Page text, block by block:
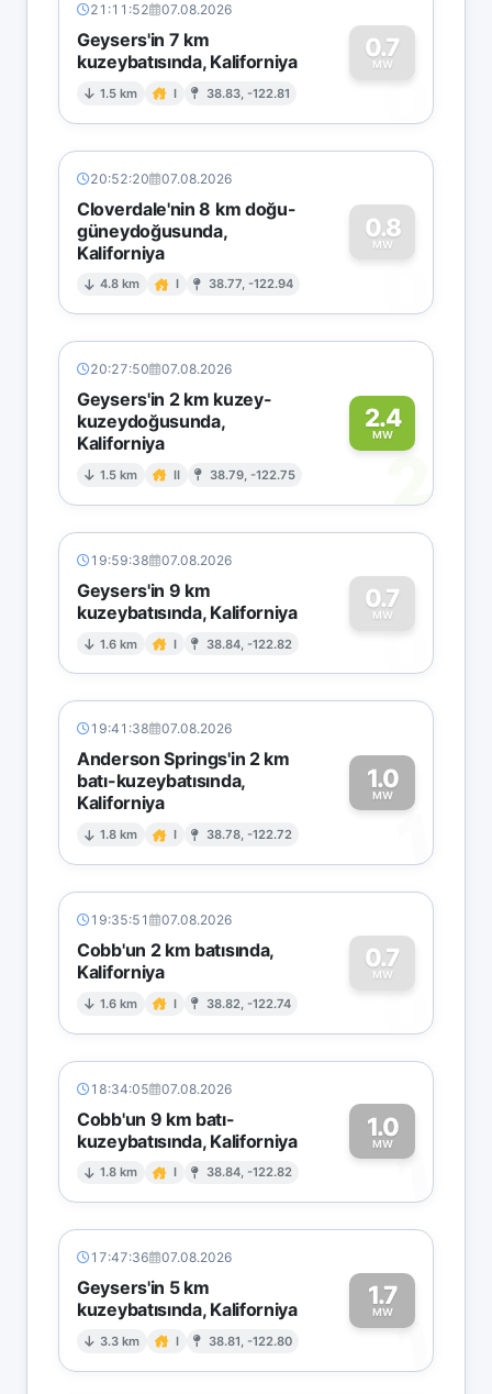
21:11:52 07.08.2026
Geysers'in 7 km
kuzeybatısında, Kaliforniya
1.5 km I 38.83, -122.81
0.7
MW
0
20:52:20 07.08.2026
Cloverdale'nin 8 km doğu-
güneydoğusunda,
Kaliforniya
4.8 km I 38.77, -122.94
0.8
MW
0
20:27:50 07.08.2026
Geysers'in 2 km kuzey-
kuzeydoğusunda,
Kaliforniya
1.5 km II 38.79, -122.75
2.4
MW
2
19:59:38 07.08.2026
Geysers'in 9 km
kuzeybatısında, Kaliforniya
1.6 km I 38.84, -122.82
0.7
MW
0
19:41:38 07.08.2026
Anderson Springs'in 2 km
batı-kuzeybatısında,
Kaliforniya
1.8 km I 38.78, -122.72
1.0
MW
1
19:35:51 07.08.2026
Cobb'un 2 km batısında,
Kaliforniya
1.6 km I 38.82, -122.74
0.7
MW
0
18:34:05 07.08.2026
Cobb'un 9 km batı-
kuzeybatısında, Kaliforniya
1.8 km I 38.84, -122.82
1.0
MW1
17:47:36 07.08.2026
Geysers'in 5 km
kuzeybatısında, Kaliforniya
3.3 km I 38.81, -122.80
1.7
MW1